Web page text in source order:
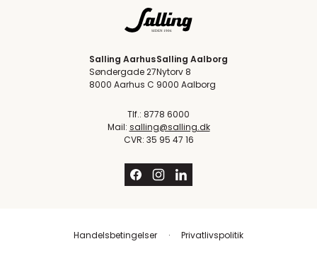
Salling Aarhus
Søndergade 27
8000 Aarhus C
Salling Aalborg
Nytorv 8
9000 Aalborg
Tlf.: 8778 6000
Mail: salling@salling.dk
CVR: 35 95 47 16
Handelsbetingelser Privatlivspolitik